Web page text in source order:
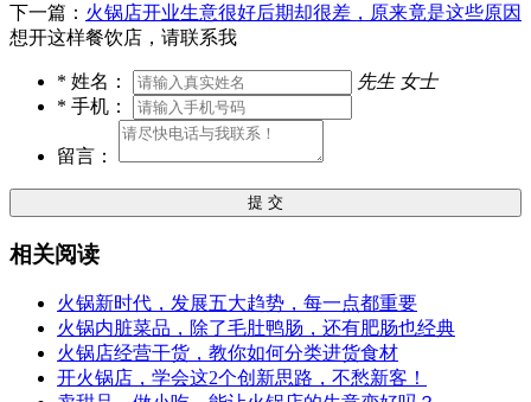
下一篇： 火锅店开业生意很好后期却很差，原来竟是这些原因
想开这样餐饮店，请联系我
* 姓名： 先生 女士
* 手机：
留言：
提 交
相关阅读
火锅新时代，发展五大趋势，每一点都重要
火锅内脏菜品，除了毛肚鸭肠，还有肥肠也经典
火锅店经营干货，教你如何分类进货食材
开火锅店，学会这2个创新思路，不愁新客！